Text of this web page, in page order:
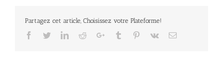
Partagez cet article, Choisissez votre Plateforme!
Facebook
TwitterLinkedIn
RedditGoogle+Tumblr Pinterest
Vk Email